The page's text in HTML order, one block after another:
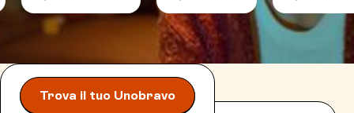
Trova il tuo Unobravo